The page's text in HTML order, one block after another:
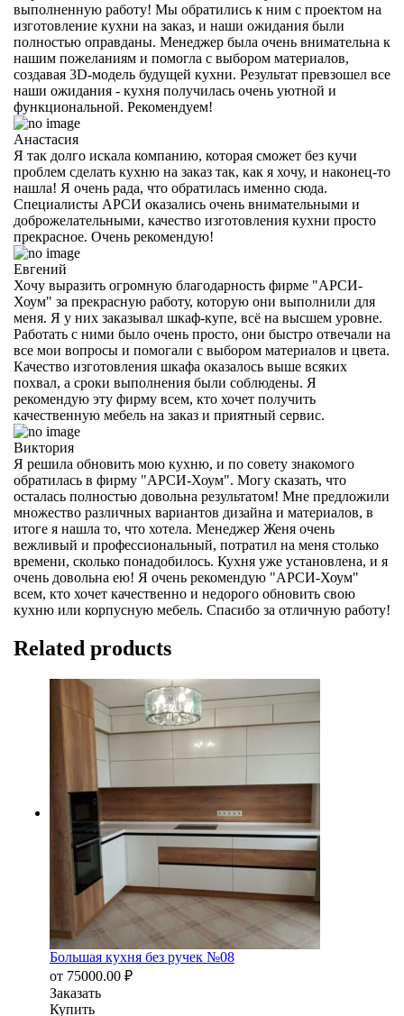
выполненную работу! Мы обратились к ним с проектом на
изготовление кухни на заказ, и наши ожидания были
полностью оправданы. Менеджер была очень внимательна к
нашим пожеланиям и помогла с выбором материалов,
создавая 3D-модель будущей кухни. Результат превзошел все
наши ожидания - кухня получилась очень уютной и
функциональной. Рекомендуем!
Анастасия
Я так долго искала компанию, которая сможет без кучи
проблем сделать кухню на заказ так, как я хочу, и наконец-то
нашла! Я очень рада, что обратилась именно сюда.
Специалисты АРСИ оказались очень внимательными и
доброжелательными, качество изготовления кухни просто
прекрасное. Очень рекомендую!
Евгений
Хочу выразить огромную благодарность фирме "АРСИ-
Хоум" за прекрасную работу, которую они выполнили для
меня. Я у них заказывал шкаф-купе, всё на высшем уровне.
Работать с ними было очень просто, они быстро отвечали на
все мои вопросы и помогали с выбором материалов и цвета.
Качество изготовления шкафа оказалось выше всяких
похвал, а сроки выполнения были соблюдены. Я
рекомендую эту фирму всем, кто хочет получить
качественную мебель на заказ и приятный сервис.
Виктория
Я решила обновить мою кухню, и по совету знакомого
обратилась в фирму "АРСИ-Хоум". Могу сказать, что
осталась полностью довольна результатом! Мне предложили
множество различных вариантов дизайна и материалов, в
итоге я нашла то, что хотела. Менеджер Женя очень
вежливый и профессиональный, потратил на меня столько
времени, сколько понадобилось. Кухня уже установлена, и я
очень довольна ею! Я очень рекомендую "АРСИ-Хоум"
всем, кто хочет качественно и недорого обновить свою
кухню или корпусную мебель. Спасибо за отличную работу!
Related products
Большая кухня без ручек №08
от 75000.00 ₽
Заказать
Купить